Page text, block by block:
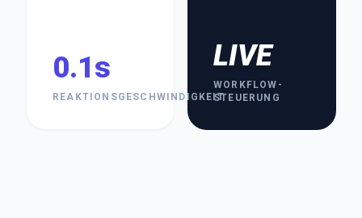
0.1s
REAKTIONSGESCHWINDIGKEIT
LIVE
WORKFLOW-
STEUERUNG